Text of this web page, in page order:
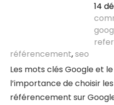
14
référencement,seo
Les mots clés Google et
l’importance de choisir
référencement sur